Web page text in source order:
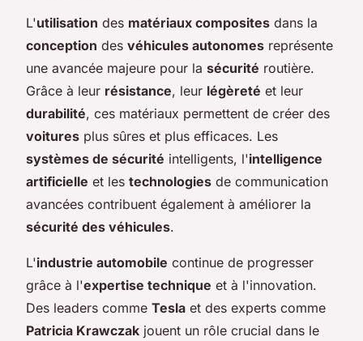
L'utilisation des matériaux composites dans la
conception des véhicules autonomes représente
une avancée majeure pour la sécurité routière.
Grâce à leur résistance, leur légèreté et leur
durabilité, ces matériaux permettent de créer des
voitures plus sûres et plus efficaces. Les
systèmes de sécurité intelligents, l'intelligence
artificielle et les technologies de communication
avancées contribuent également à améliorer la
sécurité des véhicules.
L'industrie automobile continue de progresser
grâce à l'expertise technique et à l'innovation.
Des leaders comme Tesla et des experts comme
Patricia Krawczak jouent un rôle crucial dans le